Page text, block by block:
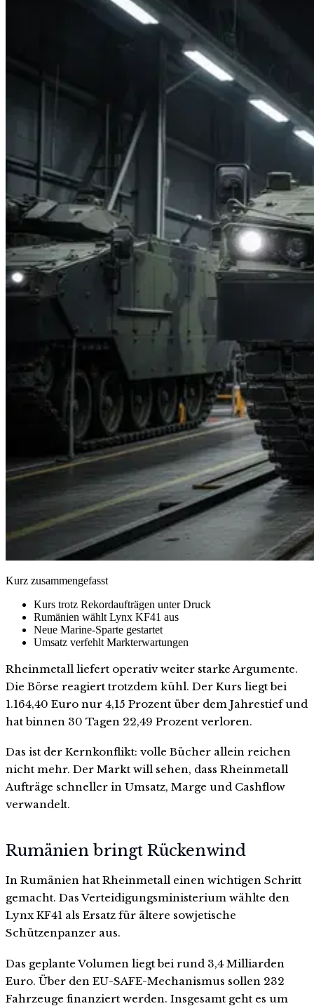
Kurz zusammengefasst
Kurs trotz Rekordaufträgen unter Druck
Rumänien wählt Lynx KF41 aus
Neue Marine-Sparte gestartet
Umsatz verfehlt Markterwartungen
Rheinmetall liefert operativ weiter starke Argumente.
Die Börse reagiert trotzdem kühl. Der Kurs liegt bei
1.164,40 Euro nur 4,15 Prozent über dem Jahrestief und
hat binnen 30 Tagen 22,49 Prozent verloren.
Das ist der Kernkonflikt: volle Bücher allein reichen
nicht mehr. Der Markt will sehen, dass Rheinmetall
Aufträge schneller in Umsatz, Marge und Cashflow
verwandelt.
Rumänien bringt Rückenwind
In Rumänien hat Rheinmetall einen wichtigen Schritt
gemacht. Das Verteidigungsministerium wählte den
Lynx KF41 als Ersatz für ältere sowjetische
Schützenpanzer aus.
Das geplante Volumen liegt bei rund 3,4 Milliarden
Euro. Über den EU-SAFE-Mechanismus sollen 232
Fahrzeuge finanziert werden. Insgesamt geht es um